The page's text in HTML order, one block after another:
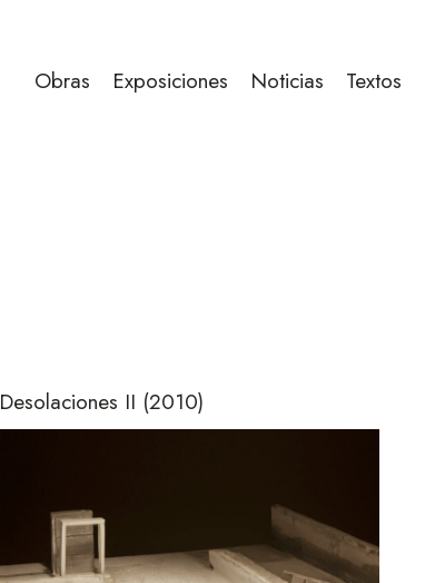
Obras Exposiciones Noticias Textos
Desolaciones II (2010)